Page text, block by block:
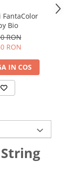
Bio
RON
RON
IN COS